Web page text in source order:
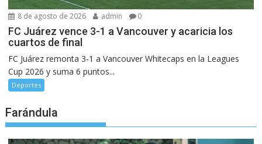
8 de agosto de 2026 admin 0
FC Juárez vence 3-1 a Vancouver y acaricia los
cuartos de final
FC Juárez remonta 3-1 a Vancouver Whitecaps en la Leagues
Cup 2026 y suma 6 puntos...
Deportes
Farándula